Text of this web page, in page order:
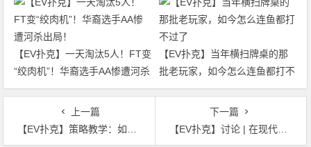
【EV扑克】一天淘汰5人！FT变
“绞肉机”！华裔选手AA惨遭河杀
出局！
【EV扑克】当年横扫牌桌的那
批老玩家，如今怎么连鱼都打不
过了
上一篇
【EV扑克】策略教学：如何选择“完美”的下注尺度？
下一篇
【EV扑克】讨论 | 在现代扑克中，对手的下注量告诉我们什么